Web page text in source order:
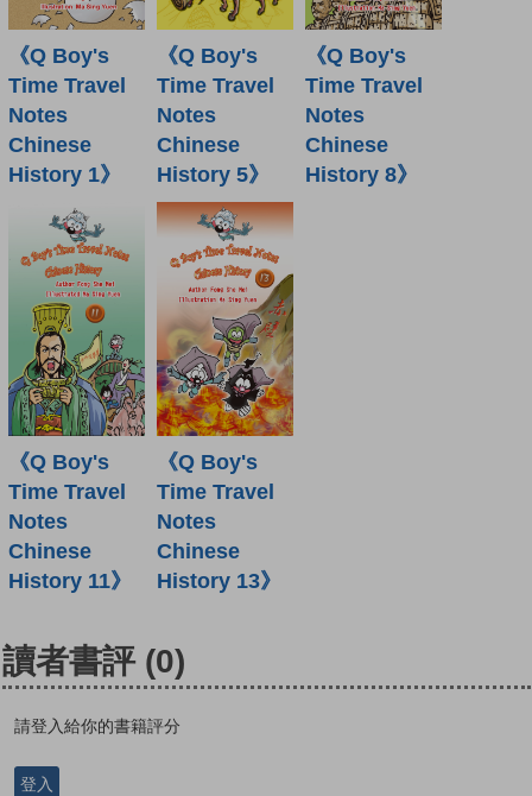
《Q Boy's
Time Travel
Notes
Chinese
History 1》
《Q Boy's
Time Travel
Notes
Chinese
History 5》
《Q Boy's
Time Travel
Notes
Chinese
History 8》
《Q Boy's
Time Travel
Notes
Chinese
History 11》
《Q Boy's
Time Travel
Notes
Chinese
History 13》
讀者書評 (0)
請登入給你的書籍評分
登入